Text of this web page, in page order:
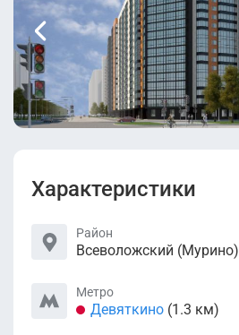
Характеристики
Район
Всеволожский (Мурино)
Метро
Девяткино (1.3 км)